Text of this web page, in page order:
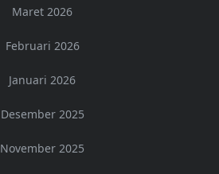
Maret 2026
Februari 2026
Januari 2026
Desember 2025
November 2025